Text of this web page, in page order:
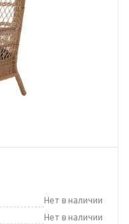
Нет в наличии
Нет в наличии